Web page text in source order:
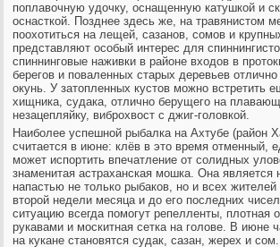
поплавочную удочку, оснащенную катушкой и
оснасткой. Позднее здесь же, на травянистом
поохотиться на лещей, сазанов, сомов и
представляют особый интерес для
спиннинговые наживки в районе входов в
берегов и поваленных старых деревьев
окунь. У затопленных кустов можно встретить
хищника, судака, отлично берущего на
незацепляйку, виброхвост с джиг-головкой.
Наиболее успешной рыбалка на Ахтубе (район
считается в июне: клёв в это время отменный,
может испортить впечатление от солидных
знаменитая астраханская мошка. Она является
напастью не только рыбаков, но и всех жителей
второй недели месяца и до его последних
ситуацию всегда помогут репелленты, плотная
рукавами и москитная сетка на голове. В июне
на кукане становятся судак, сазан, жерех и